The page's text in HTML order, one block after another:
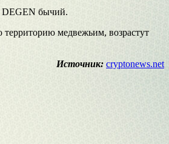
DEGEN бычий.
медвежьим, возрастут
Источник: cryptonews.net